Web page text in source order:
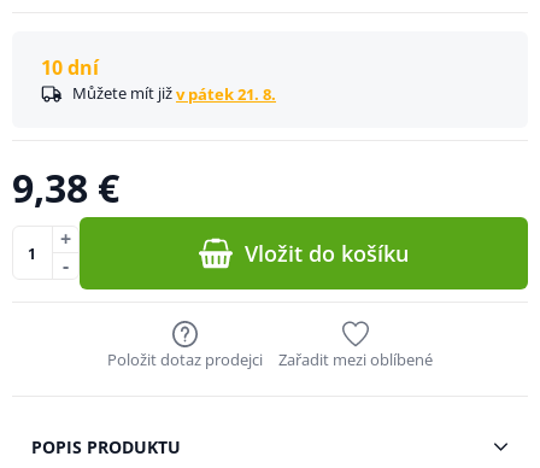
10 dní
Můžete mít jižv pátek 21. 8.
9,38 €
-
+ Vložit do košíku
Položit dotaz prodejci Zařadit mezi oblíbené
POPIS PRODUKTU